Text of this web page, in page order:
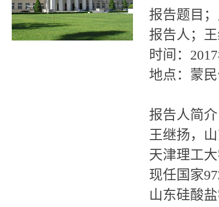
报告题目
报告人；
时间： 2017
地点：蒙
报告人简
王继扬，
天津理工
现任国家
山东硅酸